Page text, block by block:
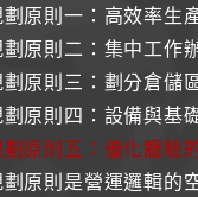
原則一：高效率生
原則二：集中工作
原則三：劃分倉儲
原則四：設備與基
原則五：優化體驗
原則是營運邏輯的